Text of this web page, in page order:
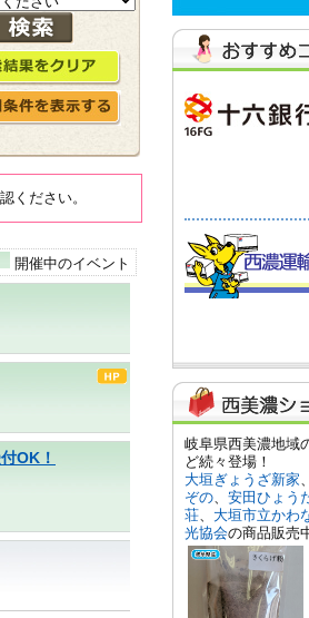
ください。
開催中のイベント
OK！